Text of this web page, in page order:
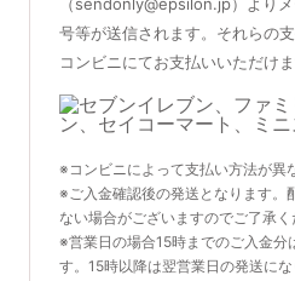
号等が送信されます。それらの
コンビニにてお支払いいただけま
※コンビニによって支払い方法が異
※ご入金確認後の発送となります。
ない場合がございますのでご了承く
※営業日の場合15時までのご入金分
す。15時以降は翌営業日の発送にな